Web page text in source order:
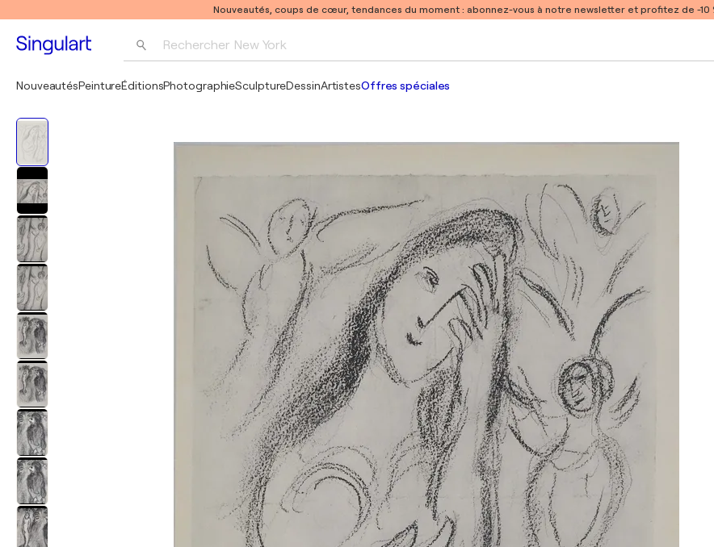
Nouveautés, coups de cœur, tendances du moment : abonnez-vous à notre newsletter et profitez de -
Rechercher New York
Pablo Picasso
NouveautésPeintureÉditionsPhotographieSculptureDessinArtistesOffres spéciales